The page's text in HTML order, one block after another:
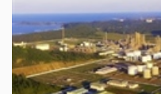
Mã
chứng
khoán